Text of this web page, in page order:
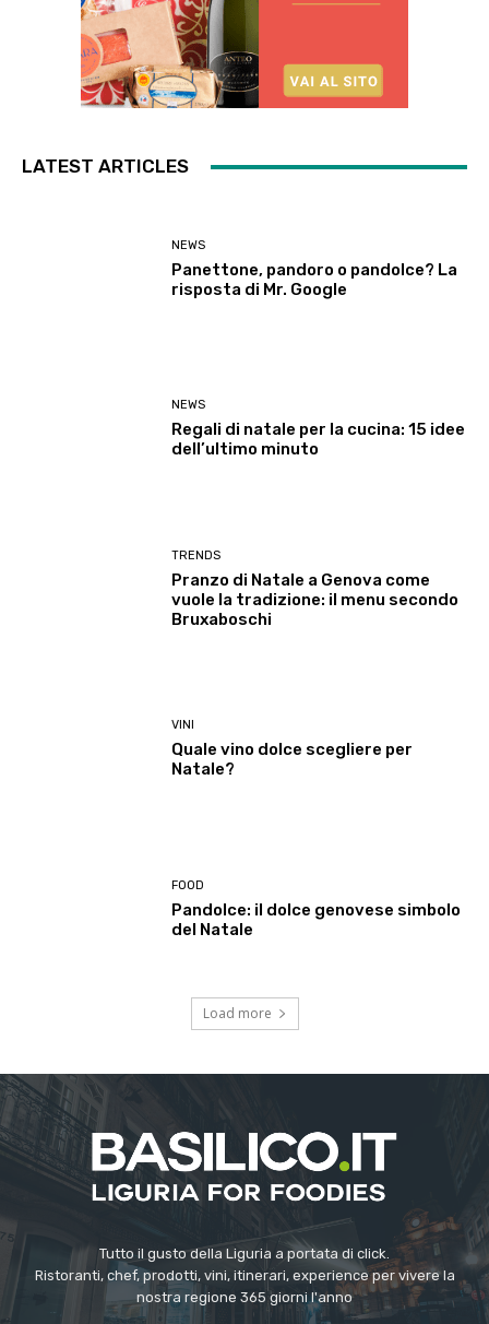
Tutto il gusto della Liguria a portata di click.
Ristoranti, chef, prodotti, vini, itinerari, experience per vivere la
nostra regione 365 giorni l'anno